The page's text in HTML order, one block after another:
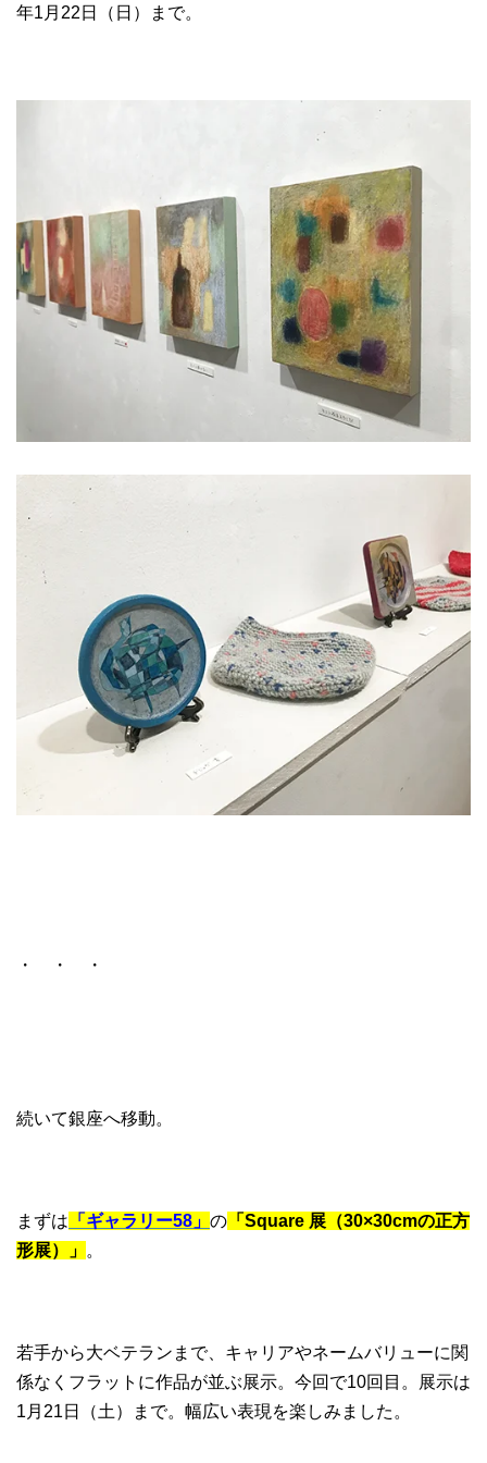
年1月22日（日）まで。
・ ・ ・
続いて銀座へ移動。
まずは 「ギャラリー58」 の 「Square 展（30×30cmの正方
形展）」 。
若手から大ベテランまで、キャリアやネームバリューに関
係なくフラットに作品が並ぶ展示。今回で10回目。展示は
1月21日（土）まで。幅広い表現を楽しみました。